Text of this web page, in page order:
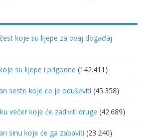
koje su lijepe za ovaj događaj
su lijepe i prigodne (142.411)
sestri koje će je oduševiti (45.358)
večer koje će zadiviti druge (42.689)
sinu koje će ga zabaviti (23.240)